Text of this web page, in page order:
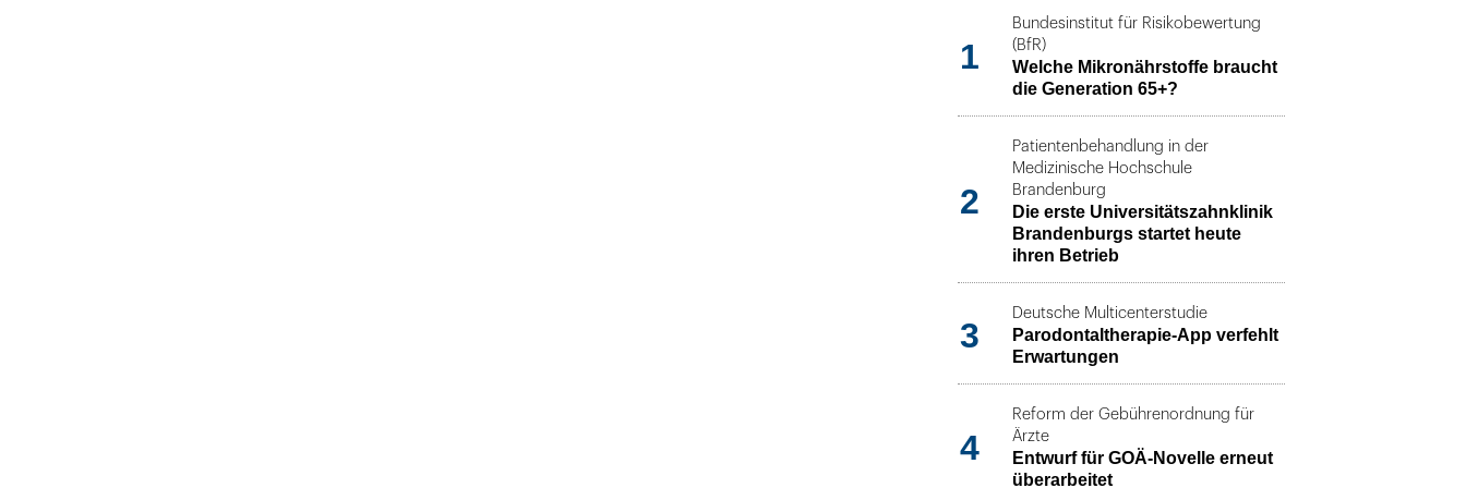
1
Bundesinstitut für Risikobewertung
(BfR)
Welche Mikronährstoffe braucht
die Generation 65+?
2
Patientenbehandlung in der
Medizinische Hochschule
Brandenburg
Die erste Universitätszahnklinik
Brandenburgs startet heute
ihren Betrieb
3
Deutsche Multicenterstudie
Parodontaltherapie-App verfehlt
Erwartungen
4
Reform der Gebührenordnung für
Ärzte
Entwurf für GOÄ-Novelle erneut
überarbeitet